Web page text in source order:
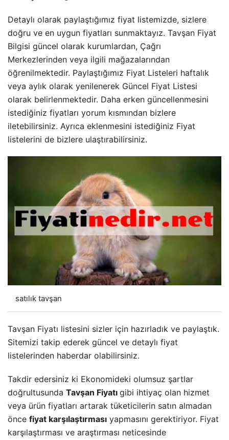
Detaylı olarak paylaştığımız fiyat listemizde, sizlere
doğru ve en uygun fiyatları sunmaktayız. Tavşan Fiyat
Bilgisi güncel olarak kurumlardan, Çağrı
Merkezlerinden veya ilgili mağazalarından
öğrenilmektedir. Paylaştığımız Fiyat Listeleri haftalık
veya aylık olarak yenilenerek Güncel Fiyat Listesi
olarak belirlenmektedir. Daha erken güncellenmesini
istediğiniz fiyatları yorum kısmından bizlere
iletebilirsiniz. Ayrıca eklenmesini istediğiniz Fiyat
listelerini de bizlere ulaştırabilirsiniz.
satılık tavşan
Tavşan Fiyatı listesini sizler için hazırladık ve paylaştık.
Sitemizi takip ederek güncel ve detaylı fiyat
listelerinden haberdar olabilirsiniz.
Takdir edersiniz ki Ekonomideki olumsuz şartlar
doğrultusunda Tavşan Fiyatı gibi ihtiyaç olan hizmet
veya ürün fiyatları artarak tüketicilerin satın almadan
önce fiyat karşılaştırması yapmasını gerektiriyor. Fiyat
karşılaştırması ve araştırması neticesinde